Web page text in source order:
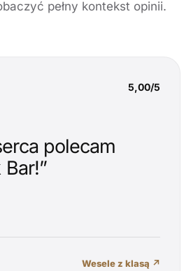
pełny kontekst opinii.
5,00/5
polecam
Wesele z klasą ↗